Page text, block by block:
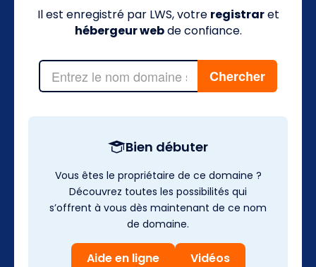
Il est enregistré par LWS, votre registraret
hébergeur webde confiance.
Bien débuter
Vous êtes le propriétaire de ce domaine ?
Découvrez toutes les possibilités qui
s’offrent à vous dès maintenant de ce nom
de domaine.
Aide en ligne Vidéos